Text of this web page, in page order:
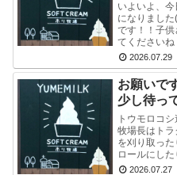
いよいよ、
になりまし
です！！子
てください
路にはいか
いし...
2026.07.29
お願いで
少し待っ
トウモロコ
牧場長はト
を刈り取っ
ロールにし
いるので、
2026.07.27